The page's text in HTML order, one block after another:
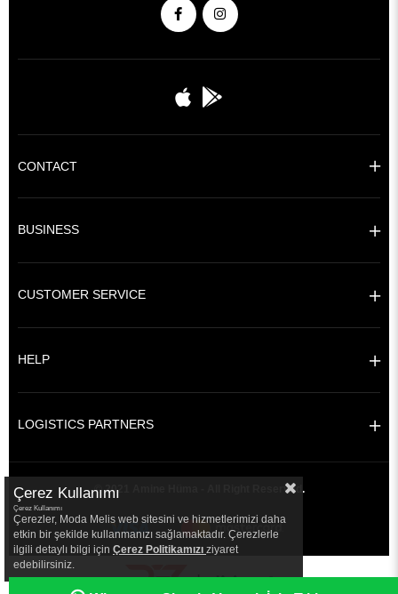
CONTACT
BUSINESS
CUSTOMER SERVICE
HELP
LOGISTICS PARTNERS
© 2021 Amine Hüma - All Right Reserved.
|
Çerez Kullanımı
Çerez Kullanımı
Çerezler, Moda Melis web sitesini ve hizmetlerimizi daha
etkin bir şekilde kullanmanızı sağlamaktadır. Çerezlerle
ilgili detaylı bilgi için Çerez Politikamızı ziyaret
edebilirsiniz.